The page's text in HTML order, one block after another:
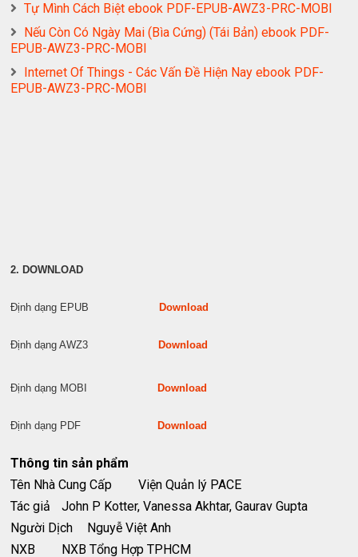
Tự Mình Cách Biệt ebook PDF-EPUB-AWZ3-PRC-MOBI
Nếu Còn Có Ngày Mai (Bìa Cứng) (Tái Bản) ebook PDF-
EPUB-AWZ3-PRC-MOBI
Internet Of Things - Các Vấn Đề Hiện Nay ebook PDF-
EPUB-AWZ3-PRC-MOBI
2. DOWNLOAD
Định dạng EPUB Download
Định dạng AWZ3 Download
Định dạng MOBI Download
Định dạng PDF Download
Thông tin sản phẩm
Tên Nhà Cung Cấp
Viện Quản lý PACE
Tác giả
John P Kotter, Vanessa Akhtar, Gaurav Gupta
Người Dịch
Nguyễ Việt Anh
NXB
NXB Tổng Hợp TPHCM